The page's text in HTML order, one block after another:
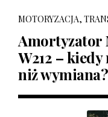
MOTORYZACJA,
Amortyzator
W212 –
niż wymiana?